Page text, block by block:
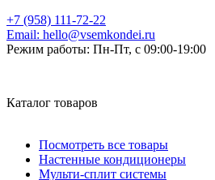
+7 (958) 111-72-22
Email: hello@vsemkondei.ru
Режим работы: Пн-Пт, с 09:00-19:00
Каталог товаров
Посмотреть все товары
Настенные кондиционеры
Мульти-сплит системы